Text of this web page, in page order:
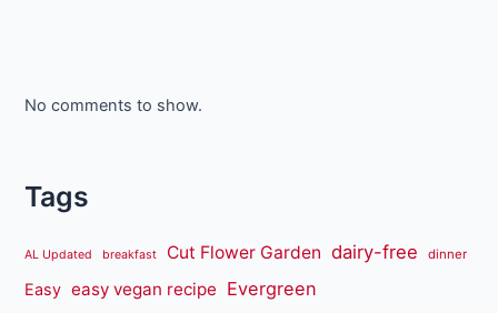
No comments to show.
Tags
AL Updated breakfast Cut Flower Garden dairy-free dinner
Easy easy vegan recipe Evergreen